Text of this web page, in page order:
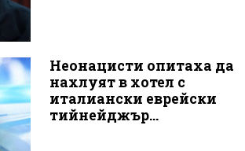
Неонацисти опитаха да
нахлуят в хотел с
италиански еврейски
тийнейджър...